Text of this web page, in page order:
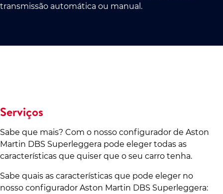
transmissão automática ou manual.
Serviços
Sabe que mais? Com o nosso configurador de Aston
Martin DBS Superleggera pode eleger todas as
características que quiser que o seu carro tenha.
Sabe quais as características que pode eleger no
nosso configurador Aston Martin DBS Superleggera: